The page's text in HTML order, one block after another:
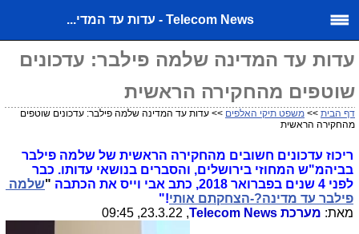
Telecom News - עדות עד המדי...
עדות עד המדינה שלמה פילבר: עדכונים
שוטפים מהחקירה הראשית
דף הבית >> משפט תיקי האלפים >> עדות עד המדינה שלמה פילבר: עדכונים שוטפים
מהחקירה הראשית
ריכוז עדכונים חשובים מהחקירה הראשית של שלמה פילבר
בביהמ"ש המחוזי בירושלים, והסברים בנושאי עדותו.
לפני 4 שנים בפברואר 2018, כתב אבי וייס את הכתבה
"
פילבר עד מדינה?-הצחקתם אותי!"
מאת: מערכת Telecom News
, 23.3.22, 09:45